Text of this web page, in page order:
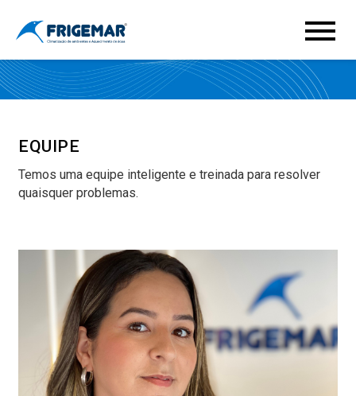
EQUIPE
Temos uma equipe inteligente e treinada para resolver
quaisquer problemas.